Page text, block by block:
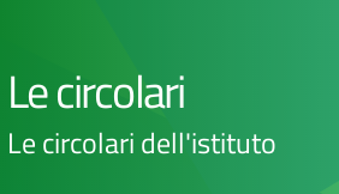
Le circolari
Le circolari dell'istituto